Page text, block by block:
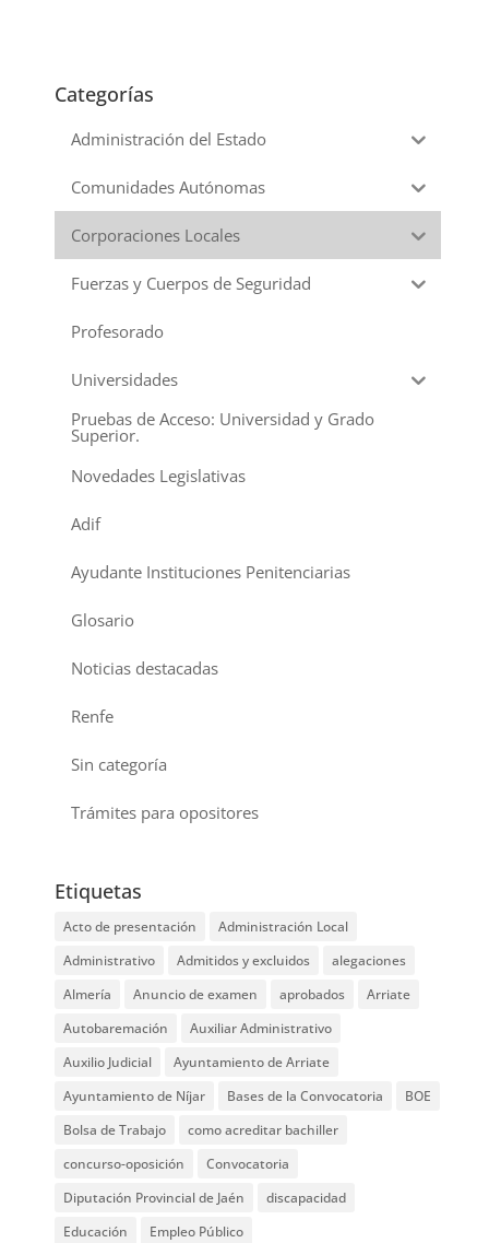
Categorías
Administración del Estado
Comunidades Autónomas
Corporaciones Locales
Fuerzas y Cuerpos de Seguridad
Profesorado
Universidades
Pruebas de Acceso: Universidad y Grado
Superior.
Novedades Legislativas
Adif
Ayudante Instituciones Penitenciarias
Glosario
Noticias destacadas
Renfe
Sin categoría
Trámites para opositores
Etiquetas
Acto de presentación
Administración Local
Administrativo
Admitidos y excluidos
alegaciones
Almería
Anuncio de examen aprobados
Arriate
Autobaremación
Auxiliar Administrativo
Auxilio Judicial
Ayuntamiento de Arriate
Ayuntamiento de Níjar
Bases de la Convocatoria
BOE
Bolsa de Trabajo
como acreditar bachiller
concurso-oposición
Convocatoria
Diputación Provincial de Jaén
discapacidad
Educación
Empleo Público